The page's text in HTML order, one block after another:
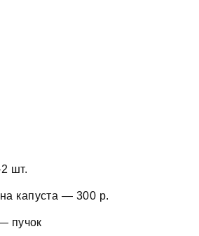
шт.
капуста — 300 р.
пучок